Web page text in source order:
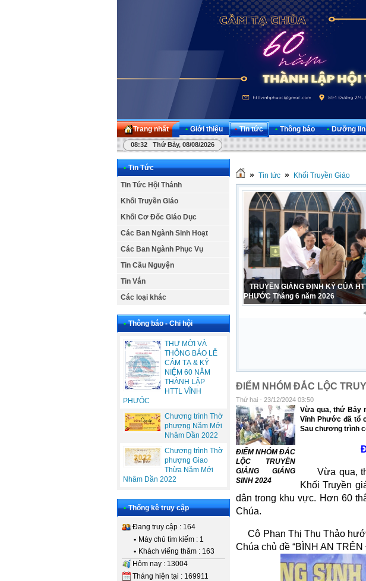
Trang nhất • Giới thiệu • Tin tức • Thông báo • Dưỡng
08:32 Thứ Bảy, 08/08/2026
• Tin Tức
Tin Tức Hội Thánh
Khối Truyền Giáo
Khối Cơ Đốc Giáo Dục
Các Ban Ngành Sinh Hoạt
Các Ban Ngành Phục Vụ
Tin Cầu Nguyện
Tin Vắn
Các loại khác
• Thông báo - Chi hội
THƯ MỜI VÀ
THÔNG BÁO LỄ
CẢM TẠ & KỶ
NIỆM 60 NĂM
THÀNH LẬP
HTTL VĨNH
PHƯÓC
Chương trình Thờ
phượng Năm Mới
Nhâm Dần 2022
Chương trình Thờ
phượng Giao
Thừa Năm Mới
Nhâm Dần 2022
• Thống kê truy cập
Đang truy cập : 164
• Máy chủ tìm kiếm : 1
• Khách viếng thăm : 163
Hôm nay : 13004
Tháng hiện tại : 169911
» Tin tức » Khối Truyền Giáo
CẢM TẠ – SINH NHẬT LẦN THỨ
PHỤ NỮ HTTL VĨNH PHƯỚC 1984 –
ĐIỂM NHÓM ĐẮC LỘC
Thứ hai - 23/12/2024 03:50
ĐIỂM NHÓM ĐẮC
LỘC TRUYỀN
GIẢNG GIÁNG
SINH 2024
Vừa qua, thứ Bảy
Vĩnh Phước đã tổ
Sau chương trình
Vừa qua,
Khối Truyền
dân trong khu vực. Hơn 60
Chúa.
Cô Phan Thị Thu Thảo
Chúa chủ đề “BÌNH AN TRÊN